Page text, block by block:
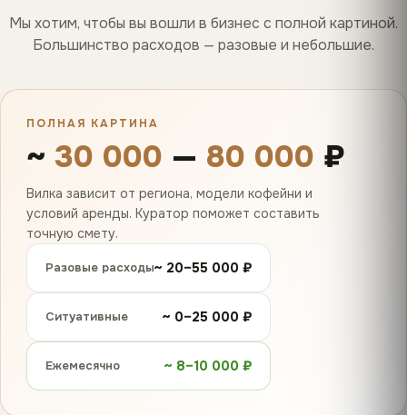
Мы хотим, чтобы вы вошли в бизнес с полной картиной.
Большинство расходов — разовые и небольшие.
ПОЛНАЯ КАРТИНА
~ 30 000 — 80 000 ₽
Вилка зависит от региона, модели кофейни и
условий аренды. Куратор поможет составить
точную смету.
Разовые расходы~ 20–55 000 ₽
Ситуативные ~ 0–25 000 ₽
Ежемесячно ~ 8–10 000 ₽